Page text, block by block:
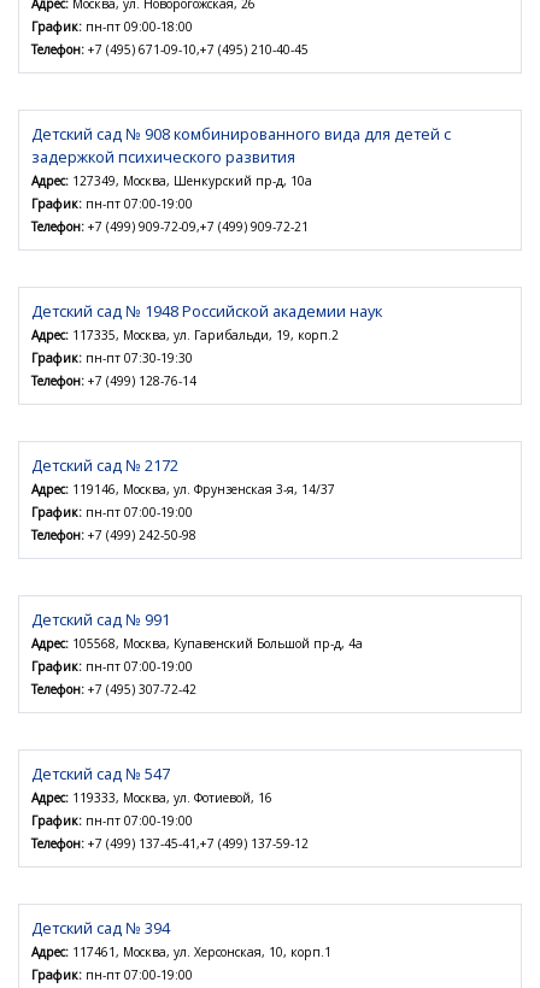
Адрес: Москва, ул. Новорогожская, 26
График: пн-пт 09:00-18:00
Телефон: +7 (495) 671-09-10,+7 (495) 210-40-45
Детский сад № 908 комбинированного вида для детей с
задержкой психического развития
Адрес: 127349, Москва, Шенкурский пр-д, 10а
График: пн-пт 07:00-19:00
Телефон: +7 (499) 909-72-09,+7 (499) 909-72-21
Детский сад № 1948 Российской академии наук
Адрес: 117335, Москва, ул. Гарибальди, 19, корп.2
График: пн-пт 07:30-19:30
Телефон: +7 (499) 128-76-14
Детский сад № 2172
Адрес: 119146, Москва, ул. Фрунзенская 3-я, 14/37
График: пн-пт 07:00-19:00
Телефон: +7 (499) 242-50-98
Детский сад № 991
Адрес: 105568, Москва, Купавенский Большой пр-д, 4а
График: пн-пт 07:00-19:00
Телефон: +7 (495) 307-72-42
Детский сад № 547
Адрес: 119333, Москва, ул. Фотиевой, 16
График: пн-пт 07:00-19:00
Телефон: +7 (499) 137-45-41,+7 (499) 137-59-12
Детский сад № 394
Адрес: 117461, Москва, ул. Херсонская, 10, корп.1
График: пн-пт 07:00-19:00